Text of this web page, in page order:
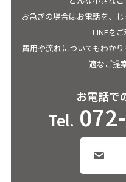
お急ぎの場合はお電話を、
LINEをご
費用や流れについてもわか
適なご提
お電話で
Tel.